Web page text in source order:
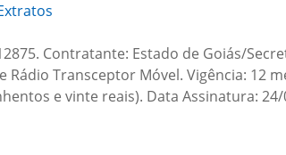
Contratante: Estado de Goiás/
Rádio Transceptor Móvel. Vigência: 12
e vinte reais). Data Assinatura: